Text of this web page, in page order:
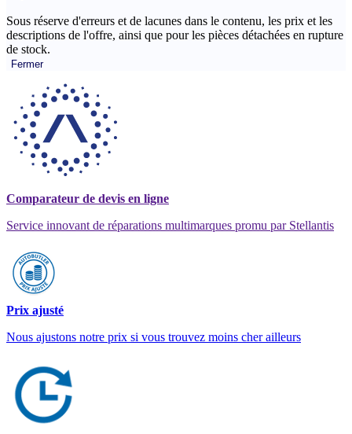
Sous réserve d'erreurs et de lacunes dans le contenu, les prix et les
descriptions de l'offre, ainsi que pour les pièces détachées en rupture
de stock.
Fermer
Comparateur de devis en ligne
Service innovant de réparations multimarques promu par Stellantis
Prix ajusté
Nous ajustons notre prix si vous trouvez moins cher ailleurs